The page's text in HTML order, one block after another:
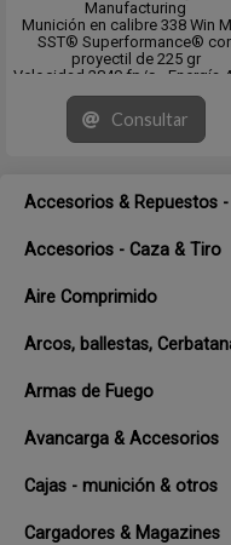
Accesorios & Repuestos
Accesorios - Caza & Tiro
Aire Comprimido
Arcos, ballestas,
Armas de Fuego
Avancarga & Accesorios
Cajas - munición & otros
Cargadores & Magazines
Manufacturing
Munición en calibre 338 Win
SST® Superformance®
proyectil de 225 gr
Velocidad 2840 fp/s - Energía
fps/lb
DS: .281 - CB: .515 (G1)
Large Game 300-1500 lbs
Dangerous Game
Consultar